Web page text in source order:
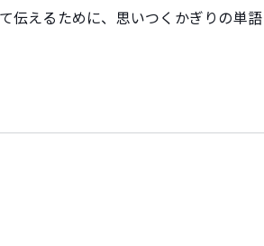
伝えるために、思いつくかぎりの単語